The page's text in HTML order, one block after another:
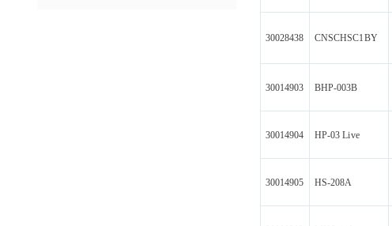
30028438 CNSCHSC1BY
30014903 BHP-003B
30014904 HP-03 Live
30014905 HS-208A